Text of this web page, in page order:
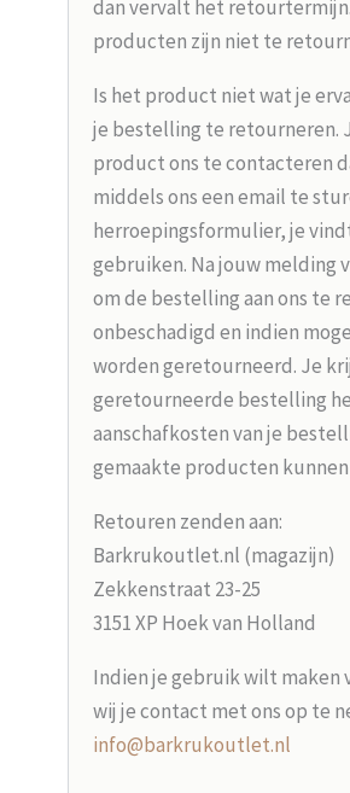
dan vervalt het
producten zijn niet te
Is het product niet wat je
je bestelling te retourneren.
product ons te contacteren
middels ons een email te
herroepingsformulier, je
gebruiken. Na jouw melding
om de bestelling aan ons te
onbeschadigd en indien
worden geretourneerd. Je
geretourneerde bestelling
aanschafkosten van je
gemaakte producten
Retouren zenden aan:
Barkrukoutlet.nl (magazijn)
Zekkenstraat 23-25
3151 XP Hoek van Holland
Indien je gebruik wilt maken
wij je contact met ons op te
info@barkrukoutlet.nl